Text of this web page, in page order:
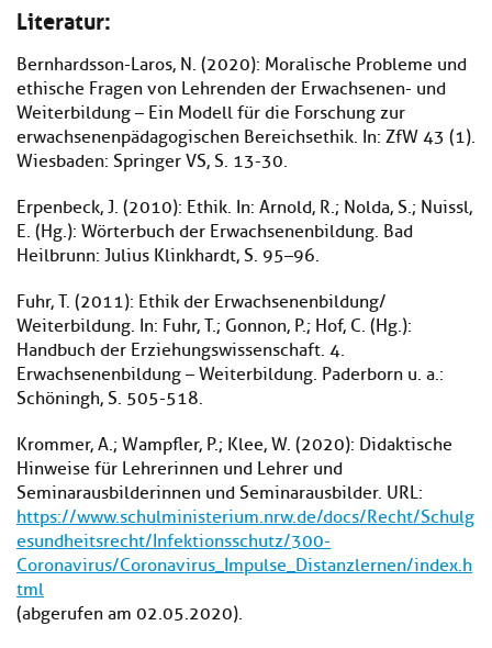
Literatur:
Bernhardsson-Laros, N. (2020): Moralische Probleme und
ethische Fragen von Lehrenden der Erwachsenen- und
Weiterbildung – Ein Modell für die Forschung zur
erwachsenenpädagogischen Bereichsethik. In: ZfW 43 (1).
Wiesbaden: Springer VS, S. 13-30.
Erpenbeck, J. (2010): Ethik. In: Arnold, R.; Nolda, S.; Nuissl,
E. (Hg.): Wörterbuch der Erwachsenenbildung. Bad
Heilbrunn: Julius Klinkhardt, S. 95–96.
Fuhr, T. (2011): Ethik der Erwachsenenbildung/
Weiterbildung. In: Fuhr, T.; Gonnon, P.; Hof, C. (Hg.):
Handbuch der Erziehungswissenschaft. 4.
Erwachsenenbildung – Weiterbildung. Paderborn u. a.:
Schöningh, S. 505-518.
Krommer, A.; Wampfler, P.; Klee, W. (2020): Didaktische
Hinweise für Lehrerinnen und Lehrer und
Seminarausbilderinnen und Seminarausbilder. URL:
https://www.schulministerium.nrw.de/docs/Recht/Schulg
esundheitsrecht/Infektionsschutz/300-
Coronavirus/Coronavirus_Impulse_Distanzlernen/index.h
tml
(abgerufen am 02.05.2020).